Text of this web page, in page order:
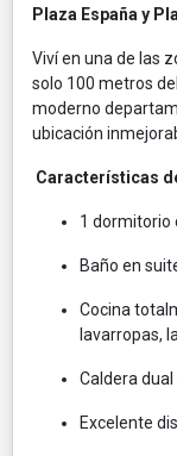
Plaza España y
Viví en una de las
solo 100 metros
moderno
ubicación
Características
1 dormitorio
Baño en
Cocina
lavarropas,
Caldera dual
Excelente